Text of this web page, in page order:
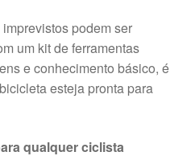
podem ser
um kit de ferramentas
e conhecimento básico, é
esteja pronta para
qualquer ciclista